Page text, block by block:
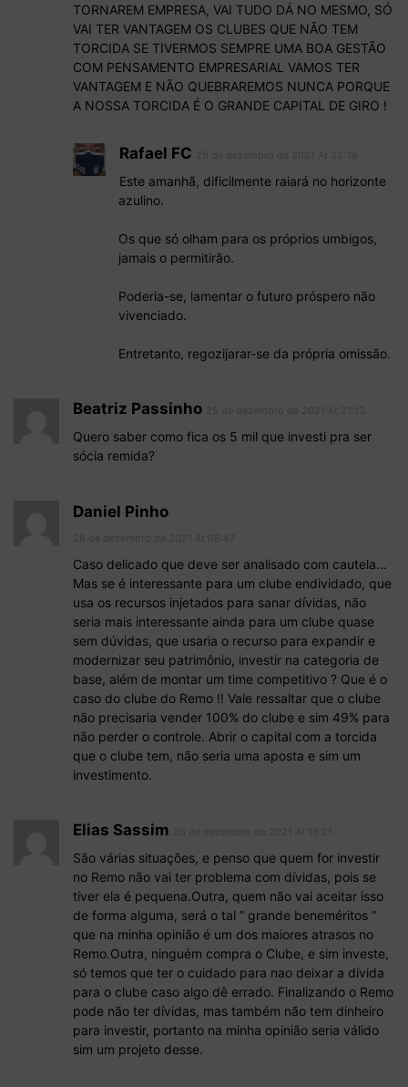
TORNAREM EMPRESA, VAI TUDO DÁ NO MESMO, SÓ
VAI TER VANTAGEM OS CLUBES QUE NÃO TEM
TORCIDA SE TIVERMOS SEMPRE UMA BOA GESTÃO
COM PENSAMENTO EMPRESARIAL VAMOS TER
VANTAGEM E NÃO QUEBRAREMOS NUNCA PORQUE
A NOSSA TORCIDA É O GRANDE CAPITAL DE GIRO !
Rafael FC
Este amanhã, dificilmente raiará no horizonte
azulino.
Os que só olham para os próprios umbigos,
jamais o permitirão.
Poderia-se, lamentar o futuro próspero não
vivenciado.
Entretanto, regozijarar-se da própria omissão.
Beatriz Passinho
Quero saber como fica os 5 mil que investi pra ser
sócia remida?
Daniel Pinho
Caso delicado que deve ser analisado com cautela…
Mas se é interessante para um clube endividado, que
usa os recursos injetados para sanar dívidas, não
seria mais interessante ainda para um clube quase
sem dúvidas, que usaria o recurso para expandir e
modernizar seu patrimônio, investir na categoria de
base, além de montar um time competitivo ? Que é o
caso do clube do Remo !! Vale ressaltar que o clube
não precisaria vender 100% do clube e sim 49% para
não perder o controle. Abrir o capital com a torcida
que o clube tem, não seria uma aposta e sim um
investimento.
Elias Sassim
São várias situações, e penso que quem for investir
no Remo não vai ter problema com dívidas, pois se
tiver ela é pequena.Outra, quem não vai aceitar isso
de forma alguma, será o tal ” grande beneméritos ”
que na minha opinião é um dos maiores atrasos no
Remo.Outra, ninguém compra o Clube, e sim investe,
só temos que ter o cuidado para nao deixar a dívida
para o clube caso algo dê errado. Finalizando o Remo
pode não ter dívidas, mas também não tem dinheiro
para investir, portanto na minha opinião seria válido
sim um projeto desse.